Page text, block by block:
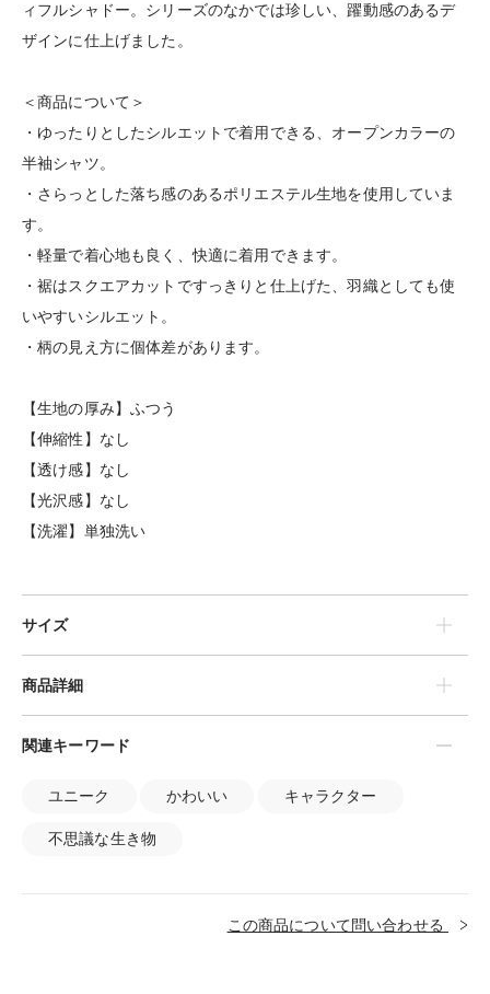
ィフルシャドー。シリーズのなかでは珍しい、躍動感のあるデ
ザインに仕上げました。
＜商品について＞
・ゆったりとしたシルエットで着用できる、オープンカラーの
半袖シャツ。
・さらっとした落ち感のあるポリエステル生地を使用していま
す。
・軽量で着心地も良く、快適に着用できます。
・裾はスクエアカットですっきりと仕上げた、羽織としても使
いやすいシルエット。
・柄の見え方に個体差があります。
【生地の厚み】ふつう
【伸縮性】なし
【透け感】なし
【光沢感】なし
【洗濯】単独洗い
サイズ
商品詳細
関連キーワード
ユニーク かわいい キャラクター
不思議な生き物
この商品について問い合わせる